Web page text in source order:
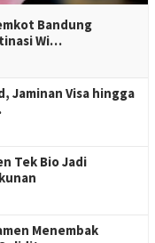
Pariwisata (Disbudpar)
Melayu (KSM).
mengambil tempat
21 hingga 23 Juli
Brunei Darussalam
keikutsertaan